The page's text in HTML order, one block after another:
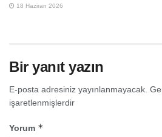
18 Haziran 2026
Bir yanıt yazın
E-posta adresiniz yayınlanmayacak.
işaretlenmişlerdir
Yorum *